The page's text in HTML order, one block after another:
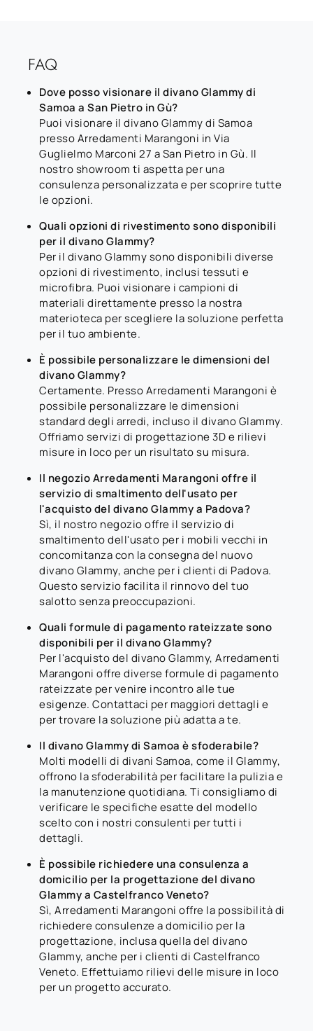
FAQ
Dove posso visionare il divano Glammy di
Samoa a San Pietro in Gù?
Puoi visionare il divano Glammy di Samoa
presso Arredamenti Marangoni in Via
Guglielmo Marconi 27 a San Pietro in Gù. Il
nostro showroom ti aspetta per una
consulenza personalizzata e per scoprire tutte
le opzioni.
Quali opzioni di rivestimento sono disponibili
per il divano Glammy?
Per il divano Glammy sono disponibili diverse
opzioni di rivestimento, inclusi tessuti e
microfibra. Puoi visionare i campioni di
materiali direttamente presso la nostra
materioteca per scegliere la soluzione perfetta
per il tuo ambiente.
È possibile personalizzare le dimensioni del
divano Glammy?
Certamente. Presso Arredamenti Marangoni è
possibile personalizzare le dimensioni
standard degli arredi, incluso il divano Glammy.
Offriamo servizi di progettazione 3D e rilievi
misure in loco per un risultato su misura.
Il negozio Arredamenti Marangoni offre il
servizio di smaltimento dell'usato per
l'acquisto del divano Glammy a Padova?
Sì, il nostro negozio offre il servizio di
smaltimento dell'usato per i mobili vecchi in
concomitanza con la consegna del nuovo
divano Glammy, anche per i clienti di Padova.
Questo servizio facilita il rinnovo del tuo
salotto senza preoccupazioni.
Quali formule di pagamento rateizzate sono
disponibili per il divano Glammy?
Per l'acquisto del divano Glammy, Arredamenti
Marangoni offre diverse formule di pagamento
rateizzate per venire incontro alle tue
esigenze. Contattaci per maggiori dettagli e
per trovare la soluzione più adatta a te.
Il divano Glammy di Samoa è sfoderabile?
Molti modelli di divani Samoa, come il Glammy,
offrono la sfoderabilità per facilitare la pulizia e
la manutenzione quotidiana. Ti consigliamo di
verificare le specifiche esatte del modello
scelto con i nostri consulenti per tutti i
dettagli.
È possibile richiedere una consulenza a
domicilio per la progettazione del divano
Glammy a Castelfranco Veneto?
Sì, Arredamenti Marangoni offre la possibilità di
richiedere consulenze a domicilio per la
progettazione, inclusa quella del divano
Glammy, anche per i clienti di Castelfranco
Veneto. Effettuiamo rilievi delle misure in loco
per un progetto accurato.